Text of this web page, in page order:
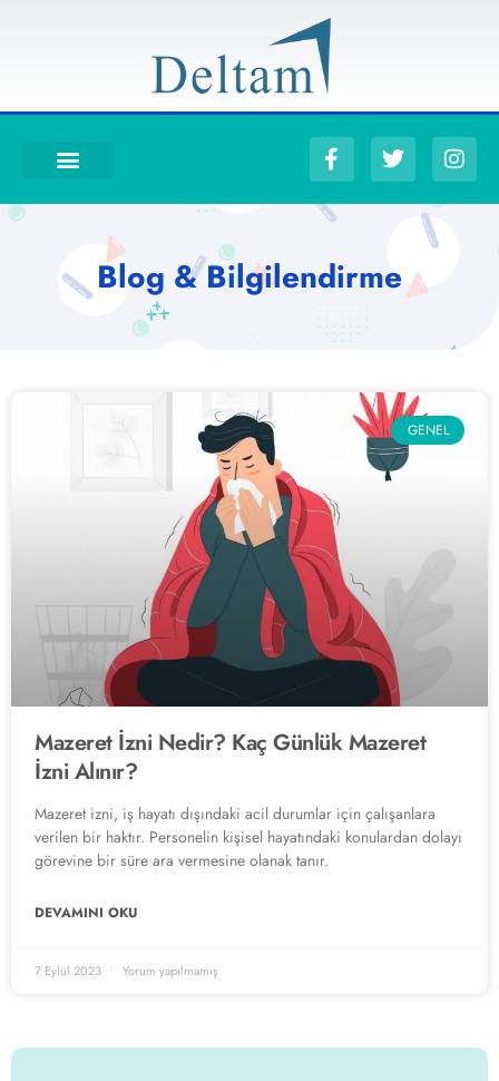
Blog & Bilgilendirme
GENEL
Mazeret İzni Nedir? Kaç Günlük Mazeret
İzni Alınır?
Mazeret izni, iş hayatı dışındaki acil durumlar için çalışanlara
verilen bir haktır. Personelin kişisel hayatındaki konulardan dolayı
görevine bir süre ara vermesine olanak tanır.
DEVAMINI OKU
7 Eylül 2023 Yorum yapılmamış